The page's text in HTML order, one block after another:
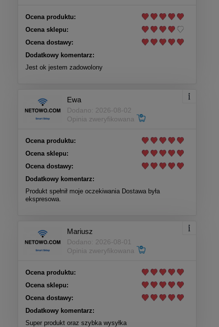
Ocena produktu:
Ocena sklepu:
Ocena dostawy:
Dodatkowy komentarz:
Jest ok jestem zadowolony
Ewa
Dodano: 2026-08-02
Opinia zweryfikowana
Ocena produktu:
Ocena sklepu:
Ocena dostawy:
Dodatkowy komentarz:
Produkt spełnił moje oczekiwania Dostawa była
ekspresowa.
Mariusz
Dodano: 2026-08-01
Opinia zweryfikowana
Ocena produktu:
Ocena sklepu:
Ocena dostawy:
Dodatkowy komentarz:
Super produkt oraz szybka wysyłka